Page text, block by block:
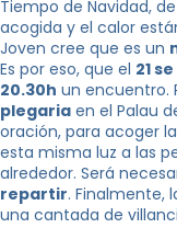
Tiempo de Navidad,
acogida y el calor
Joven cree que es un
Es por eso, que el 21
20.30h un encuentro.
plegaria en el Palau
oración, para acoger
esta misma luz a las
alrededor. Será
repartir. Finalmente,
una cantada de